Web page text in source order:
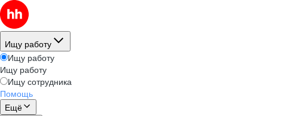
Ищу работу
Ищу работу
Ищу работу
Ищу сотрудника
Помощь
Ещё